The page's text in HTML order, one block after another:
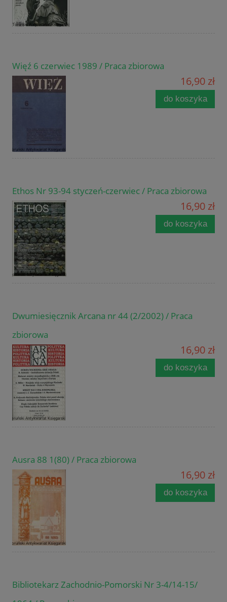
Więź 6 czerwiec 1989 / Praca zbiorowa
16,90 zł
do koszyka
Ethos Nr 93-94 styczeń-czerwiec / Praca zbiorowa
16,90 zł
do koszyka
Dwumiesięcznik Arcana nr 44 (2/2002) / Praca
zbiorowa
16,90 zł
do koszyka
Ausra 88 1(80) / Praca zbiorowa
16,90 zł
do koszyka
Bibliotekarz Zachodnio-Pomorski Nr 3-4/14-15/